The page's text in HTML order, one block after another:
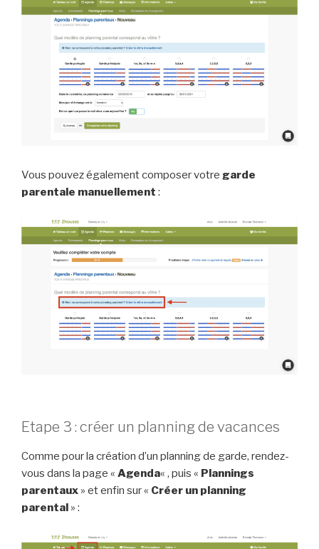
Vous pouvez également composer votre garde
parentale manuellement :
Etape 3 : créer un planning de vacances
Comme pour la création d’un planning de garde, rendez-
vous dans la page « Agenda« , puis « Plannings
parentaux » et enfin sur « Créer un planning
parental » :